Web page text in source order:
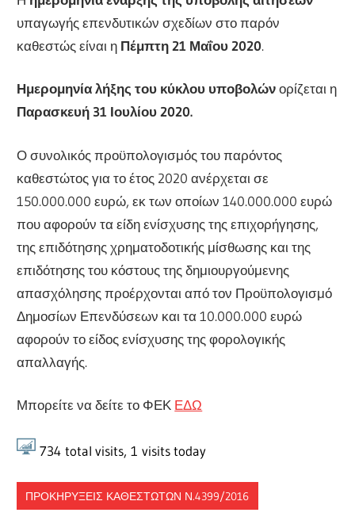
υπαγωγής επενδυτικών σχεδίων στο παρόν
καθεστώς είναι η Πέμπτη 21 Μαΐου 2020.
Ημερομηνία λήξης του κύκλου υποβολώνορίζεται η
Παρασκευή 31 Ιουλίου 2020.
Ο συνολικός προϋπολογισμός του παρόντος
καθεστώτος για το έτος 2020 ανέρχεται σε
150.000.000 ευρώ, εκ των οποίων 140.000.000 ευρώ
που αφορούν τα είδη ενίσχυσης της επιχορήγησης,
της επιδότησης χρηματοδοτικής μίσθωσης και της
επιδότησης του κόστους της δημιουργούμενης
απασχόλησης προέρχονται από τον Προϋπολογισμό
Δημοσίων Επενδύσεων και τα 10.000.000 ευρώ
αφορούν το είδος ενίσχυσης της φορολογικής
απαλλαγής.
Μπορείτε να δείτε το ΦΕΚ ΕΔΩ
734 total visits, 1 visits today
ΠΡΟΚΗΡΎΞΕΙΣ ΚΑΘΕΣΤΏΤΩΝ Ν.4399/2016